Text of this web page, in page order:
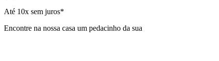
Até 10x sem juros*
Encontre na nossa casa um pedacinho da sua